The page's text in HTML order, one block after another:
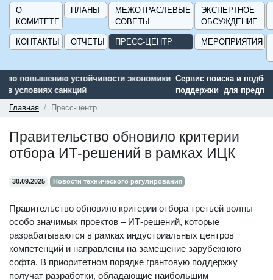
О
КОМИТЕТЕ
ПЛАНЫ
МЕЖОТРАСЛЕВЫЕ
СОВЕТЫ
ЭКСПЕРТНОЕ
ОБСУЖДЕНИЕ
КОНТАКТЫ ОТЧЕТЫ ПРЕСС-ЦЕНТР МЕРОПРИЯТИЯ
Сервис поиска и подбора субсидий и мер государственной
поддержки для предприятий - «Навигатор мер поддержки
ГИСП».
Главная Пресс-центр
Правительство обновило критерии
отбора ИТ-решений в рамках ИЦК
30.09.2025 Новости технического регулирования
Правительство обновило критерии отбора третьей волны
особо значимых проектов – ИТ-решений, которые
разрабатываются в рамках индустриальных центров
компетенций и направлены на замещение зарубежного
софта. В приоритетном порядке грантовую поддержку
получат разработки, обладающие наибольшим